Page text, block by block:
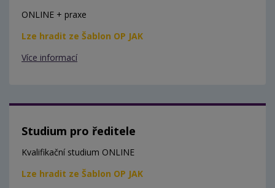
ONLINE + praxe
Lze hradit ze Šablon OP JAK
Více informací
Studium pro ředitele
Kvalifikační studium ONLINE
Lze hradit ze Šablon OP JAK